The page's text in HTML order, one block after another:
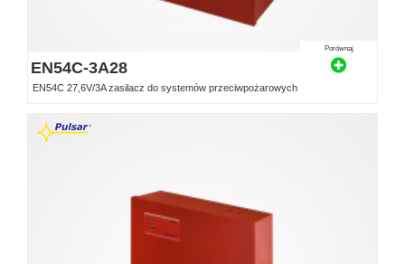
Porównaj
EN54C-3A28
EN54C 27,6V/3A zasilacz do systemów przeciwpożarowych